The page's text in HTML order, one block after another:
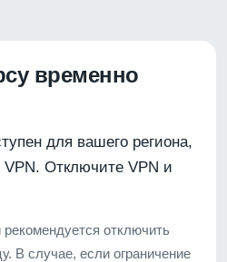
временно
для вашего региона,
Отключите VPN и
отключить
В случае, если ограничение